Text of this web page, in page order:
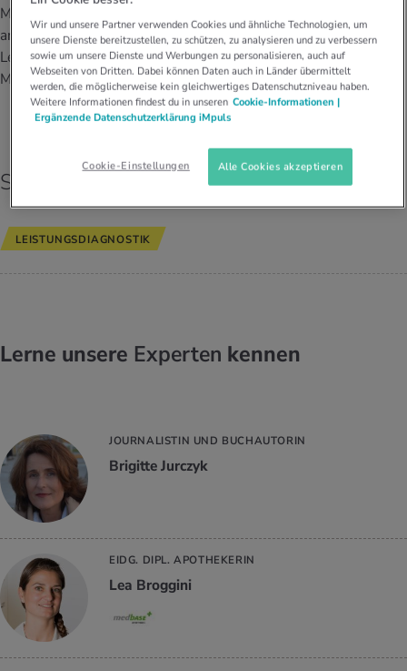
& Intoleranzen
THEMEN IM BEREICH ERNÄHRUNG
BMI berechnen
Personal Health Coaching
Kalorienverbrauch berechnen
Personal Health Coaching
Glücklich sein
Personal Health Coaching
Wissen
THEMEN IM BEREICH MEDIZIN
Mund- & Zahnpflege
Personal Health Coaching
THEMEN IM BEREICH SERVICES
Angebote
Tools, Test & Quizze
SPORT- UND
MAS ERNÄHRUNG, EHEMALIGE
LEITERIN LEISTUNGSDIAGNOSTIK
MEDBASE ZÜRICH
LÖWENSTRASSE
Franziska Zehnder
MAS Ernährung. Ehemals
arbeitete sie als Leiterin der
Leistungsdiagnostik bei der
Medbase Zürich.
Schwerpunkte
LEISTUNGSDIAGNOSTIK
Lerne unsere Experten kennen
JOURNALISTIN UND BUCHAUTORIN
Brigitte Jurczyk
EIDG. DIPL. APOTHEKERIN
Lea Broggini
Wir und unsere Partner verwenden Cookies und ähnliche Technologien, um
unsere Dienste bereitzustellen, zu schützen, zu analysieren und zu verbessern
sowie um unsere Dienste und Werbungen zu personalisieren, auch auf
Webseiten von Dritten. Dabei können Daten auch in Länder übermittelt
werden, die möglicherweise kein gleichwertiges Datenschutzniveau haben.
Weitere Informationen findest du in unseren Cookie-Informationen |
Ergänzende Datenschutzerklärung iMpuls
Cookie-Einstellungen Alle Cookies akzeptieren